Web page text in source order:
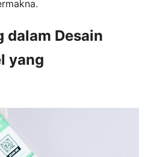
dalam Desain
yang